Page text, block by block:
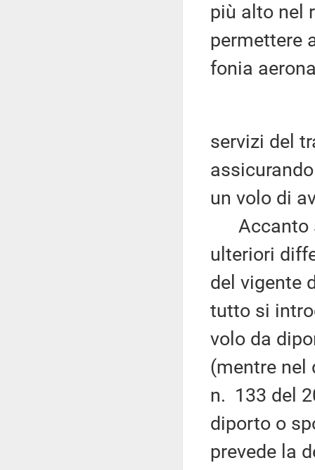
più alto nel
permettere
fonia
servizi del
un volo di
Accanto
ulteriori
del vigente
tutto si
volo da
(mentre nel
n. 133 del
diporto o
prevede la